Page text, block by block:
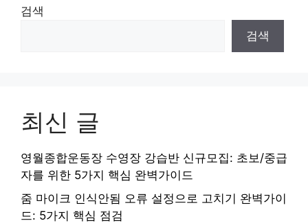
검색
검색
최신 글
영월종합운동장 수영장 강습반 신규모집: 초보/중급
자를 위한 5가지 핵심 완벽가이드
줌 마이크 인식안됨 오류 설정으로 고치기 완벽가이
드: 5가지 핵심 점검